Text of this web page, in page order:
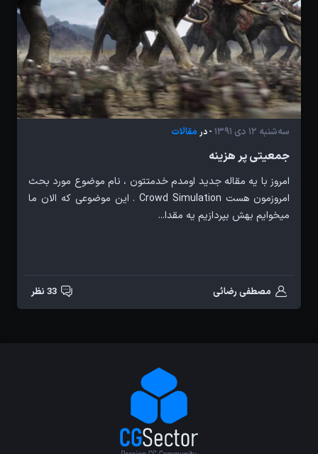
سه‌شنبه 12 دی 1391 - در مقالات
جمعیتی پر هزینه
امروز با یه مقاله جدید اومدم خدمتتون ، نام موضوع مورد بحث
امروزمون هست Crowd Simulation . این موضوعی که الان ما
میخوایم بهش بپردازیم یه مقدا...
مصطفی رضائی 33 نظر